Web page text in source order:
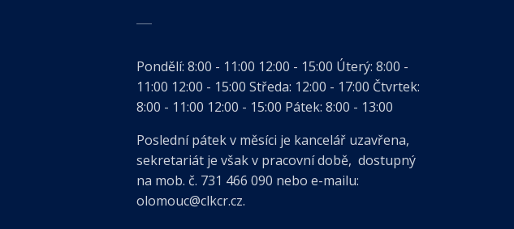
Pondělí: 8:00 - 11:00 12:00 - 15:00 Úterý: 8:00 -
11:00 12:00 - 15:00 Středa: 12:00 - 17:00 Čtvrtek:
8:00 - 11:00 12:00 - 15:00 Pátek: 8:00 - 13:00
Poslední pátek v měsíci je kancelář uzavřena,
sekretariát je však v pracovní době, dostupný
na mob. č. 731 466 090 nebo e-mailu:
olomouc@clkcr.cz.